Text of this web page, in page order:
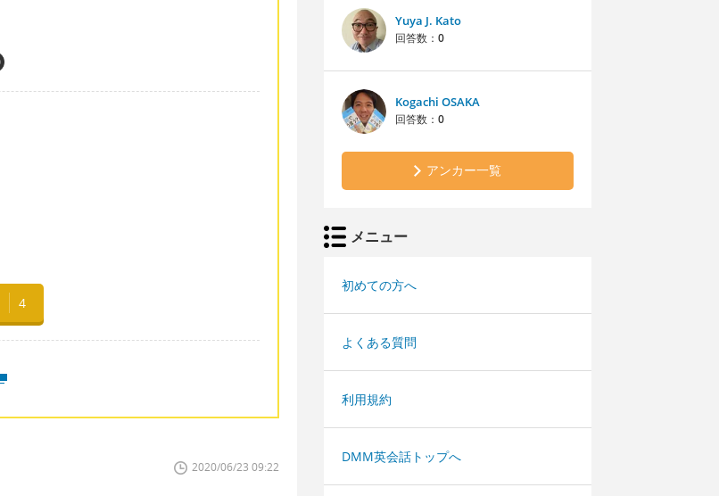
4
2020/06/23 09:22
Yuya J. Kato
回答数： 0
Kogachi OSAKA
回答数： 0
アンカー一覧
メニュー
初めての方へ
よくある質問
利用規約
DMM英会話トップへ